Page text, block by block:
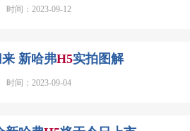
间：2023-09-12
新哈弗H5实拍图解
间：2023-09-04